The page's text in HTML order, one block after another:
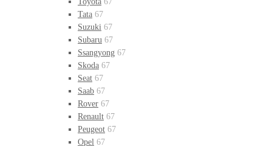
Tata 67
Suzuki 67
Subaru 67
Ssangyong 67
Skoda 67
Seat 67
Saab 67
Rover 67
Renault 67
Peugeot 67
Opel 67